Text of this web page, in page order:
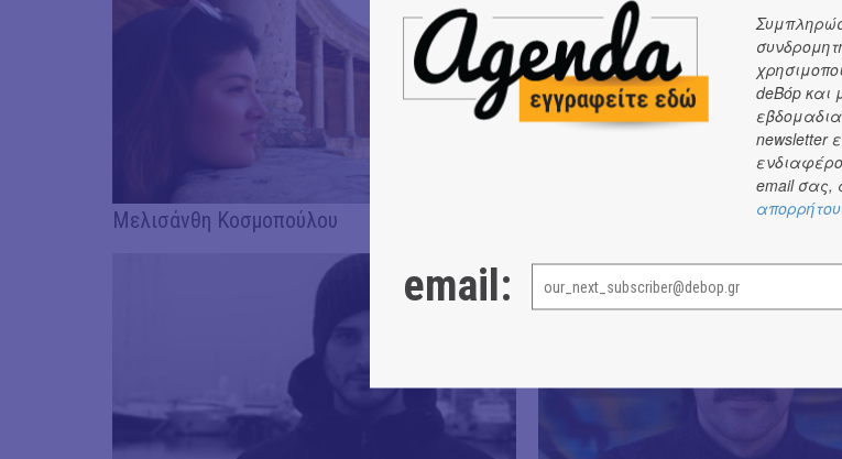
Μελισάνθη Κοσμοπούλου
deBόp και
newsletter
email σας,
απορρήτου
email: